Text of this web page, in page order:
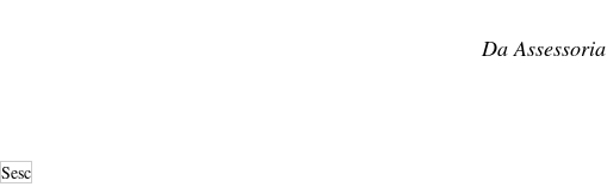
Da Assessoria
Sesc